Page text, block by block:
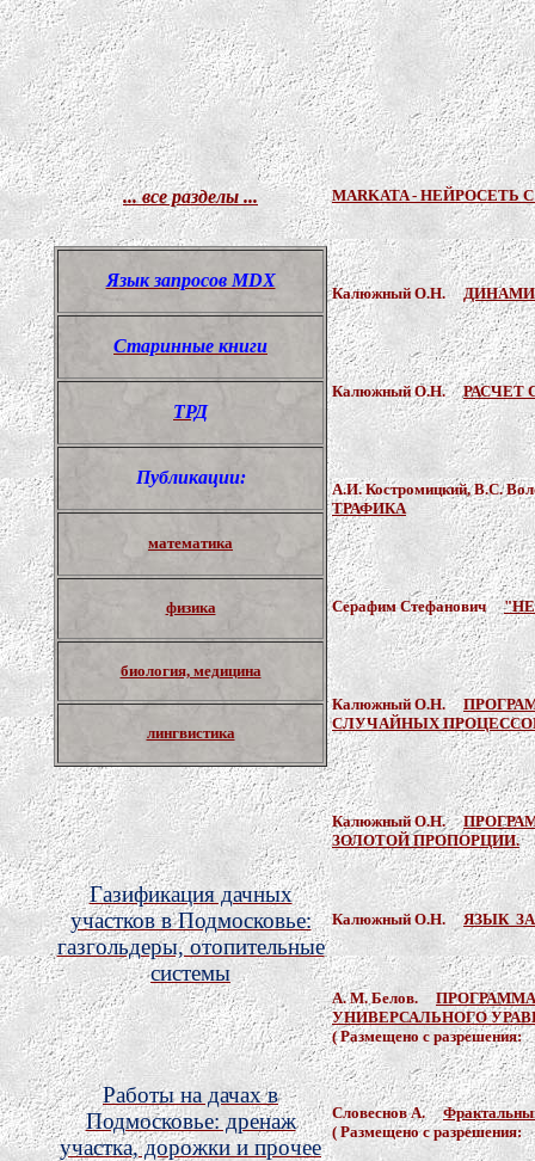
... все разделы ...
Язык запросов MDX
Старинные книги
ТРД
Публикации:
математика
физика
биология, медицина
лингвистика
Газификация дачных
участков в Подмосковье:
газгольдеры, отопительные
системы
Работы на дачах в
Подмосковье: дренаж
участка, дорожки и прочее
MARKATA -
Калюжный О.Н.
Калюжный О.Н.РАСЧЕТ
А.И. Костромицкий, В.С.
ТРАФИКА
Серафим Стефанович
Калюжный О.Н.
СЛУЧАЙНЫХ
Калюжный О.Н.
ЗОЛОТОЙ ПРОПОРЦИИ.
Калюжный О.Н.ЯЗЫК
А. М. Белов.
УНИВЕРСАЛЬНОГО
( Размещено с
Словеснов А.
( Размещено с